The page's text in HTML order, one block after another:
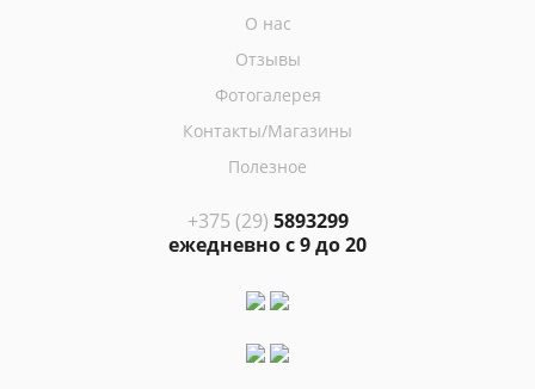
О нас
Отзывы
Фотогалерея
Контакты/Магазины
Полезное
+375 (29) 5893299
ежедневно с 9 до 20